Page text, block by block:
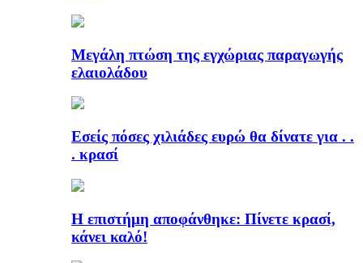
Μεγάλη πτώση της εγχώριας παραγωγής
ελαιολάδου
Εσείς πόσες χιλιάδες ευρώ θα δίνατε για . .
. κρασί
Η επιστήμη αποφάνθηκε: Πίνετε κρασί,
κάνει καλό!